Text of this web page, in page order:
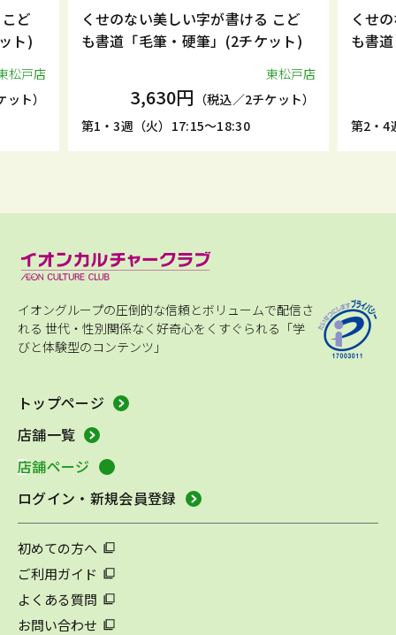
ど
ト)
松戸店
ト）
くせのない美しい字が書ける こど
も書道「毛筆・硬筆」(2チケット)
東松戸店
3,630円 （税込／2チケット）
第1・3週（火）17:15～18:30
くせ
も書
第2・4
イオングループの圧倒的な信頼とボリュームで配信さ
れる 世代・性別関係なく好奇心をくすぐられる「学
びと体験型のコンテンツ」
トップページ
店舗一覧
店舗ページ
ログイン・新規会員登録
初めての方へ
ご利用ガイド
よくある質問
お問い合わせ